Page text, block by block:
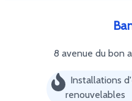
8 avenue du bon
Installations
renouvelables